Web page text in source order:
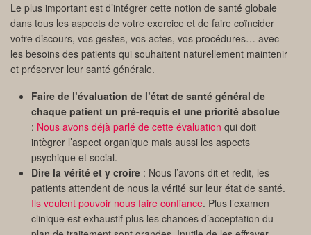
Le plus important est d’intégrer cette notion de santé globale
dans tous les aspects de votre exercice et de faire coïncider
votre discours, vos gestes, vos actes, vos procédures… avec
les besoins des patients qui souhaitent naturellement maintenir
et préserver leur santé générale.
Faire de l’évaluation de l’état de santé général de
chaque patient un pré-requis et une priorité absolue
: Nous avons déjà parlé de cette évaluation qui doit
intègrer l’aspect organique mais aussi les aspects
psychique et social.
Dire la vérité et y croire : Nous l’avons dit et redit, les
patients attendent de nous la vérité sur leur état de santé.
Ils veulent pouvoir nous faire confiance. Plus l’examen
clinique est exhaustif plus les chances d’acceptation du